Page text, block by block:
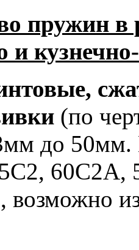
пружин
и
(по
до